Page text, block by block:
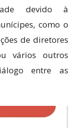
devido à
como o
de diretores
vários outros
entre as